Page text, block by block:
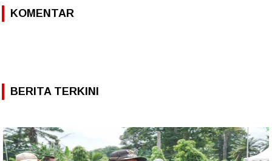
KOMENTAR
BERITA TERKINI